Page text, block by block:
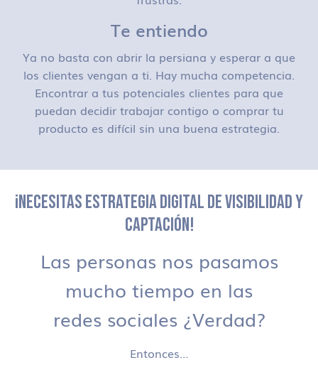
Te entiendo
Ya no basta con abrir la persiana y esperar a que
los clientes vengan a ti. Hay mucha competencia.
Encontrar a tus potenciales clientes para que
puedan decidir trabajar contigo o comprar tu
producto es difícil sin una buena estrategia.
¡NECESITAS ESTRATEGIA DIGITAL DE VISIBILIDAD Y
CAPTACIÓN!
Las personas nos pasamos
mucho tiempo en las
redes sociales ¿Verdad?
Entonces…